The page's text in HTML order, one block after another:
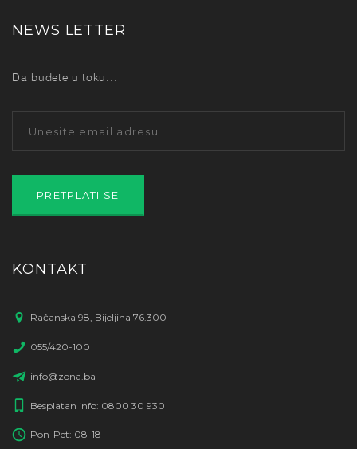
NEWS LETTER
Da budete u toku...
KONTAKT
Račanska 98, Bijeljina 76.300
055/420-100
info@zona.ba
Besplatan info: 0800 30 930
Pon-Pet: 08-18